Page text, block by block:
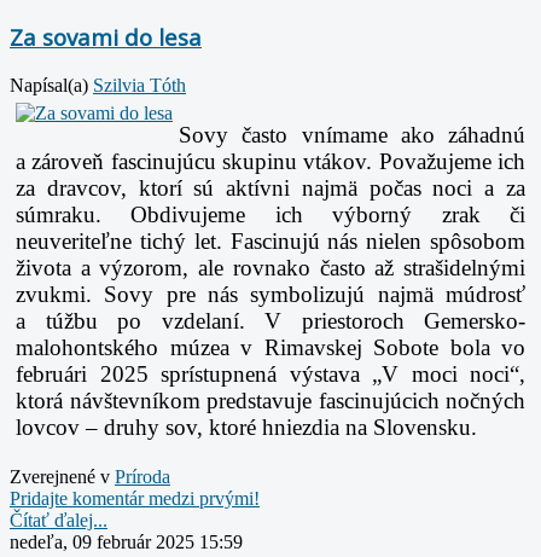
Za sovami do lesa
Napísal(a) Szilvia Tóth
Sovy často vnímame ako záhadnú
a zároveň fascinujúcu skupinu vtákov. Považujeme ich
za dravcov, ktorí sú aktívni najmä počas noci a za
súmraku. Obdivujeme ich výborný zrak či
neuveriteľne tichý let. Fascinujú nás nielen spôsobom
života a výzorom, ale rovnako často až strašidelnými
zvukmi. Sovy pre nás symbolizujú najmä múdrosť
a túžbu po vzdelaní. V priestoroch Gemersko-
malohontského múzea v Rimavskej Sobote bola vo
februári 2025 sprístupnená výstava „V moci noci“,
ktorá návštevníkom predstavuje fascinujúcich nočných
lovcov – druhy sov, ktoré hniezdia na Slovensku.
Zverejnené v Prí­roda
Pridajte komentár medzi prvými!
Čítať ďalej...
nedeľa, 09 február 2025 15:59